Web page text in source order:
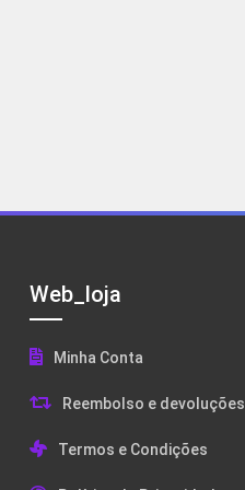
Web_loja
Minha Conta
Reembolso e devoluções
Termos e Condições